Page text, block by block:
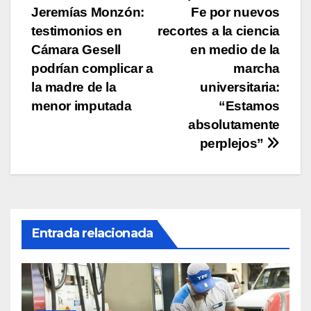
k
de
entradas
Fe por nuevos
recortes a la ciencia
en medio de la
marcha
universitaria:
“Estamos
absolutamente
perplejos”
Jeremías Monzón:
testimonios en
Cámara Gesell
podrían complicar a
la madre de la
menor imputada
Entrada relacionada